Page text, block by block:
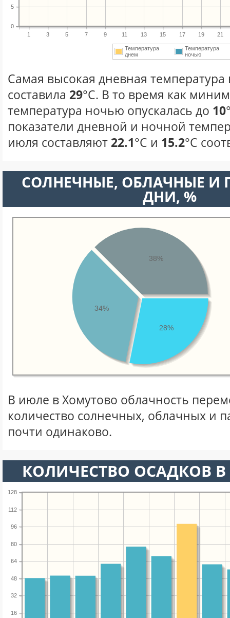
1 3 5 7 9 11 13 15 17 19 21
0
5
Температура
днем
Температура
ночью
Самая высокая дневная температура
составила 29°С. В то время как
температура ночью опускалась до 10
показатели дневной и ночной
июля составляют 22.1°С и 15.2°С
CОЛНЕЧНЫЕ, ОБЛАЧНЫЕ И
ДНИ, %
28%
34%
38%
В июле в Хомутово облачность
количество солнечных, облачных и
почти одинаково.
КОЛИЧЕСТВО ОСАДКОВ
16
32
48
64
80
96
112
128